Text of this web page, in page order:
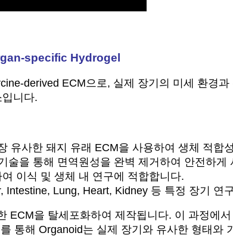
specific Hydrogel
derived ECM으로, 실제 장기의 미세 환경
니다.
유사한 돼지 유래 ECM을 사용하여 생체 적합
술을 통해 면역원성을 완벽 제거하여 안전하게
이식 및 생체 내 연구에 적합합니다.
Intestine, Lung, Heart, Kidney 등 특정 장기 연
ECM을 탈세포화하여 제작됩니다. 이 과정에
통해 Organoid는 실제 장기와 유사한 형태와